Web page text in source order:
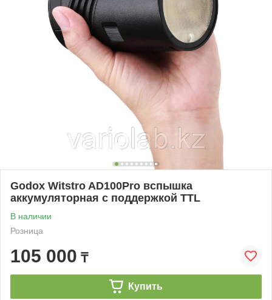
Godox Witstro AD100Pro вспышка
аккумуляторная с поддержкой TTL
В наличии
Розница
105 000 ₸
Купить